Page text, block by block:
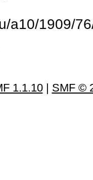
a10/1909/
1.1.10| SMF ©